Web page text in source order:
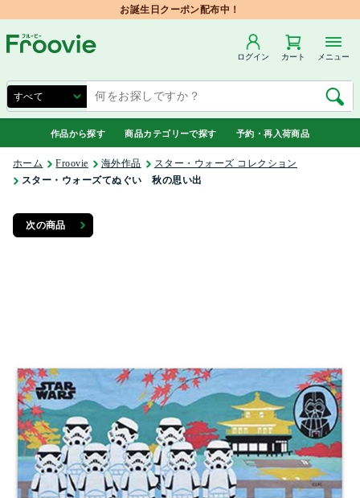
お誕生日クーポン配布中！
ログイン カート メニュー
作品から探す 商品カテゴリーで探す 予約・再入荷商品
ホーム Froovie 海外作品
スター・ウォーズ コレクション
スター・ウォーズてぬぐい 秋の思い出
次の商品